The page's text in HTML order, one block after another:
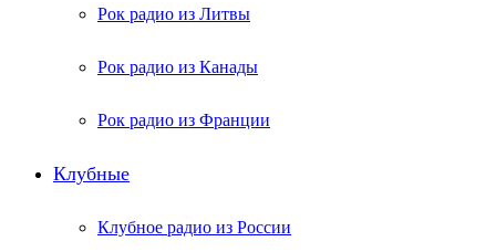
Рок радио из Литвы
Рок радио из Канады
Рок радио из Франции
Клубные
Клубное радио из России